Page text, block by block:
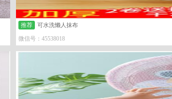
推荐
可水洗懒人抹布
微信号：45538018